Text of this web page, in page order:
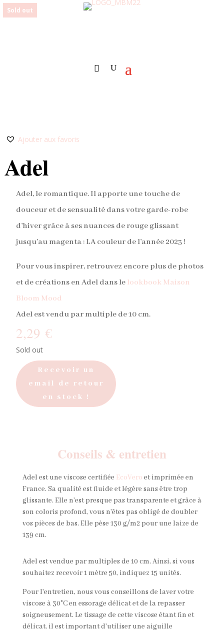
Sold out
Ajouter aux favoris
Adel
Adel, le romantique. Il apporte une touche de
douceur et de sensualité dans votre garde-robe
d’hiver grâce à ses nuances de rouge glissant
jusqu’au magenta : LA couleur de l’année 2023 !
Pour vous inspirer, retrouvez encore plus de photos
et de créations en Adel dans le lookbook Maison
Bloom Mood
Adel est vendu par multiple de 10 cm.
2,29 €
Sold out
Recevoir un
email de retour
en stock !
Conseils & entretien
Adel est une viscose certifiée EcoVero et imprimée en
France. Sa qualité est fluide et légère sans être trop
glissante. Elle n'est presque pas transparente et grâce à
son coloris profond, vous n'êtes pas obligé de doubler
vos pièces de bas. Elle pèse 130 g/m2 pour une laize de
139 cm.
Adel est vendue par multiples de 10 cm. Ainsi, si vous
souhaitez recevoir 1 mètre 50, indiquez 15 unités.
Pour l'entretien, nous vous conseillons de laver votre
viscose à 30°C en essorage délicat et de la repasser
soigneusement. Le tissage de cette viscose étant fin et
délicat, il est important d'utiliser une aiguille